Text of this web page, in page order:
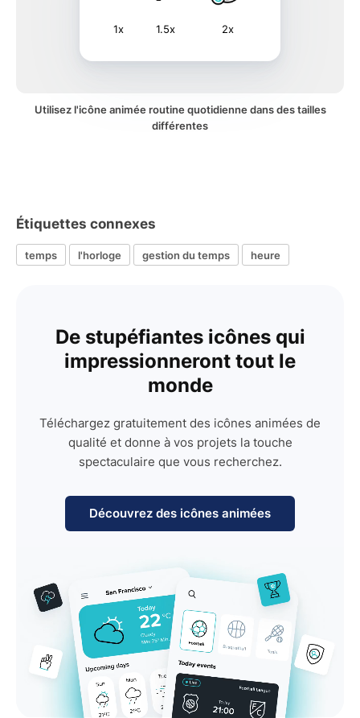
1x 1.5x 2x
Utilisez l'icône animée routine quotidienne dans des tailles
différentes
Étiquettes connexes
temps l'horloge gestion du temps heure
De stupéfiantes icônes qui
impressionneront tout le
monde
Téléchargez gratuitement des icônes animées de
qualité et donne à vos projets la touche
spectaculaire que vous recherchez.
Découvrez des icônes animées